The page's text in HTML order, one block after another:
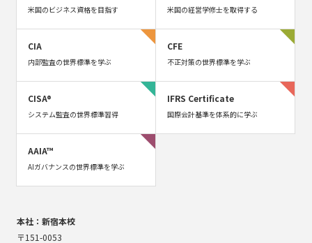
米国のビジネス資格を目指す 米国の経営学修士を取得する
CIA
内部監査の世界標準を学ぶ
CFE
不正対策の世界標準を学ぶ
CISA®
システム監査の世界標準習得
IFRS Certificate
国際会計基準を体系的に学ぶ
AAIA™
AIガバナンスの世界標準を学ぶ
本社：新宿本校
〒151-0053